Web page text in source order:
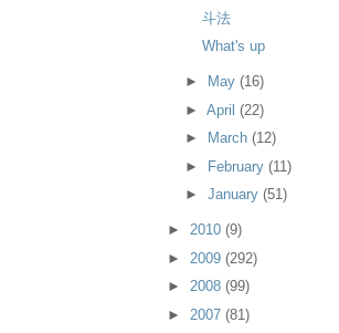
斗法
What's up
► May (16)
► April (22)
►
March (12)
►
February (11)
► January (51)
► 2010 (9)
► 2009 (292)
► 2008 (99)
► 2007 (81)